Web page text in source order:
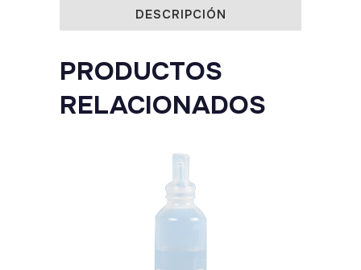
quantity
DESCRIPCIÓN
PRODUCTOS
RELACIONADOS